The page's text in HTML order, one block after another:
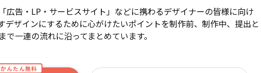
広告・LP・サービスサイト」などに携わるデザイナーの皆様に向け
デザインにするために心がけたいポイントを制作前、制作中、提出と
一連の流れに沿ってまとめています。
んたん無料